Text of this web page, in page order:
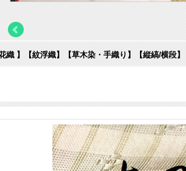
織 】【紋浮織】【草木染・手織り】【縦縞/横段】